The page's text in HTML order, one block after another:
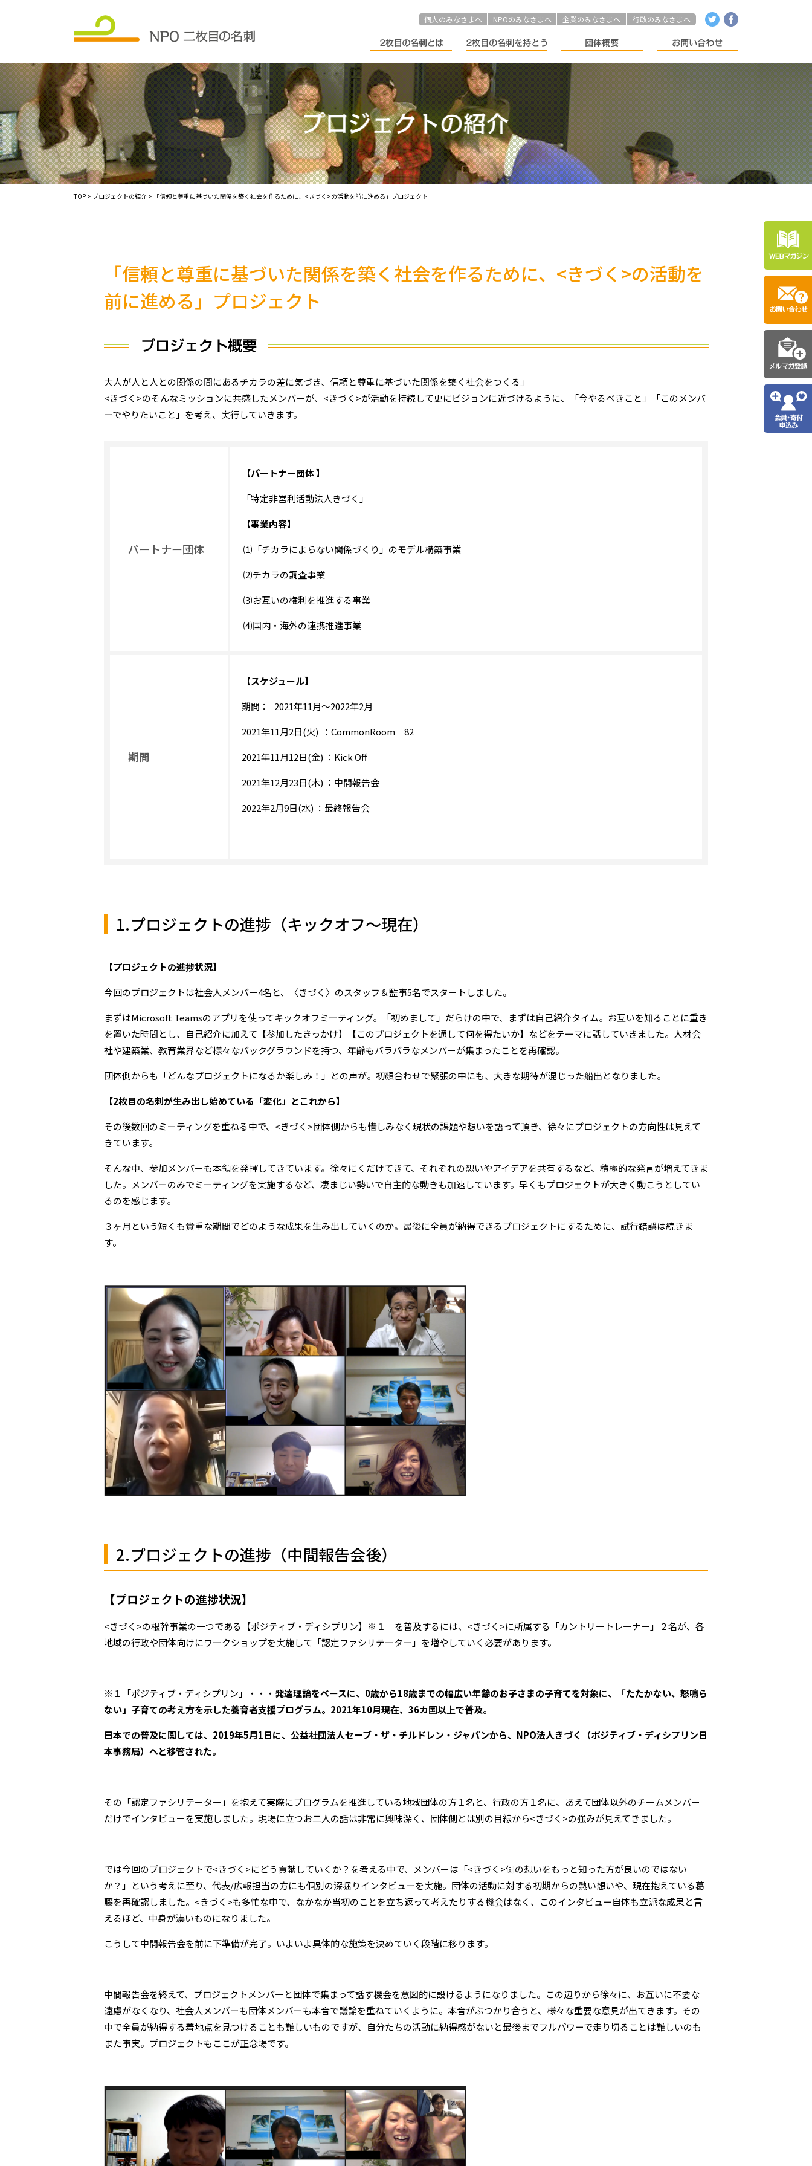
個人のみなさまへ NPOのみなさまへ 企業のみなさまへ 行政のみなさまへ
TOP > プロジェクトの紹介 > 「信頼と尊重に基づいた関係を築く​社会を作るために、<きづく>の活動を前に進める」プロジェクト
「信頼と尊重に基づいた関係を築く​社会を作るために、<きづく>の活動を
前に進める」プロジェクト
大人が​人と人との関係の間にある​チカラの差に気づき、 信頼と尊重に基づいた関係を築く​社会をつくる」
<きづく>のそんなミッションに共感したメンバーが、<きづく>が活動を持続して更にビジョンに近づけるように、「今やるべきこと」「このメンバ
ーでやりたいこと」を考え、実行していきます。
パートナー団体
【パートナー団体 】
「特定非営利活動法人きづく」
【事業内容】
⑴「チカラによらない関係づくり」のモデル構築事業
⑵チカラの調査事業
⑶お互いの権利を推進する事業
⑷国内・海外の連携推進事業
期間
【スケジュール】
期間： 2021年11月～2022年2月
2021年11月2日(火) ：CommonRoom 82
2021年11月12日(金) ：Kick Off
2021年12月23日(木) ：中間報告会
2022年2月9日(水) ：最終報告会
1.プロジェクトの進捗（キックオフ～現在）
【プロジェクトの進捗状況】
今回のプロジェクトは社会人メンバー4名と、〈きづく〉のスタッフ＆監事5名でスタートしました。
まずはMicrosoft Teamsのアプリを使ってキックオフミーティング。「初めまして」だらけの中で、まずは自己紹介タイム。お互いを知ることに重き
を置いた時間とし、自己紹介に加えて【参加したきっかけ】【このプロジェクトを通して何を得たいか】などをテーマに話していきました。人材会
社や建築業、教育業界など様々なバックグラウンドを持つ、年齢もバラバラなメンバーが集まったことを再確認。
団体側からも「どんなプロジェクトになるか楽しみ！」との声が。初顔合わせで緊張の中にも、大きな期待が混じった船出となりました。
【2枚目の名刺が生み出し始めている「変化」とこれから】
その後数回のミーティングを重ねる中で、<きづく>団体側からも惜しみなく現状の課題や想いを語って頂き、徐々にプロジェクトの方向性は見えて
きています。
そんな中、参加メンバーも本領を発揮してきています。徐々にくだけてきて、それぞれの想いやアイデアを共有するなど、積極的な発言が増えてきま
した。メンバーのみでミーティングを実施するなど、凄まじい勢いで自主的な動きも加速しています。早くもプロジェクトが大きく動こうとしてい
るのを感じます。
３ヶ月という短くも貴重な期間でどのような成果を生み出していくのか。最後に全員が納得できるプロジェクトにするために、試行錯誤は続きま
す。
2.プロジェクトの進捗（中間報告会後）
【プロジェクトの進捗状況】
<きづく>の根幹事業の一つである【ポジティブ・ディシプリン】※１ を普及するには、<きづく>に所属する「カントリートレーナー」２名が、各
地域の行政や団体向けにワークショップを実施して「認定ファシリテーター」を増やしていく必要があります。
※１「ポジティブ・ディシプリン」・・・ 発達理論をベースに、0歳から18歳までの幅広い年齢のお子さまの子育てを対象に、「たたかない、怒鳴ら
ない」子育ての考え方を示した養育者支援プログラム。2021年10月現在、36カ国以上で普及。
日本での普及に関しては、2019年5月1日に、公益社団法人セーブ・ザ・チルドレン・ジャパンから、NPO法人きづく（ポジティブ・ディシプリン日
本事務局）へと移管された。
その「認定ファシリテーター」を抱えて実際にプログラムを推進している地域団体の方１名と、行政の方１名に、あえて団体以外のチームメンバー
だけでインタビューを実施しました。現場に立つお二人の話は非常に興味深く、団体側とは別の目線から<きづく>の強みが見えてきました。
では今回のプロジェクトで<きづく>にどう貢献していくか？を考える中で、メンバーは「<きづく>側の想いをもっと知った方が良いのではない
か？」という考えに至り、代表/広報担当の方にも個別の深堀りインタビューを実施。団体の活動に対する初期からの熱い想いや、現在抱えている葛
藤を再確認しました。<きづく>も多忙な中で、なかなか当初のことを立ち返って考えたりする機会はなく、このインタビュー自体も立派な成果と言
えるほど、中身が濃いものになりました。
こうして中間報告会を前に下準備が完了。いよいよ具体的な施策を決めていく段階に移ります。
中間報告会を終えて、プロジェクトメンバーと団体で集まって話す機会を意図的に設けるようになりました。この辺りから徐々に、お互いに不要な
遠慮がなくなり、社会人メンバーも団体メンバーも本音で議論を重ねていくように。本音がぶつかり合うと、様々な重要な意見が出てきます。その
中で全員が納得する着地点を見つけることも難しいものですが、自分たちの活動に納得感がないと最後までフルパワーで走り切ることは難しいのも
また事実。プロジェクトもここが正念場です。